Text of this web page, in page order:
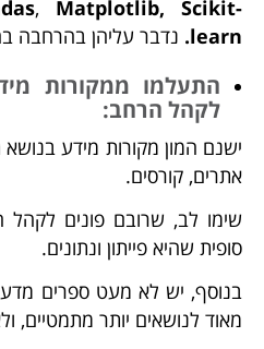
, Matplotlib, Scikit-
learn. נדבר עליהן בהרחבה
התעלמו ממקורות
לקהל הרחב:
ישנם המון מקורות מידע בנושא
אתרים, קורסים.
שימו לב, שרובם פונים
סופית שהיא פייתון ונתונים.
בנוסף, יש לא מעט ספרים
מאוד לנושאים יותר מתמטיים,